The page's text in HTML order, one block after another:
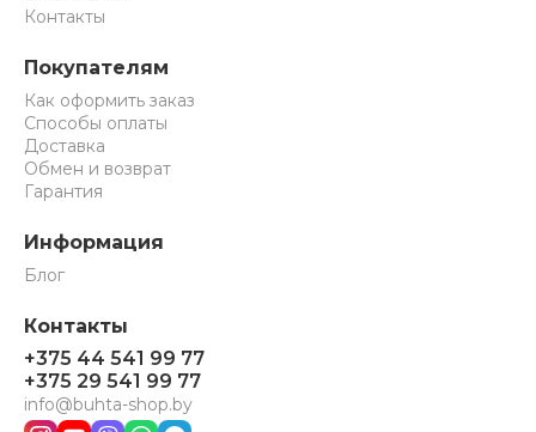
Контакты
Покупателям
Как оформить заказ
Способы оплаты
Доставка
Обмен и возврат
Гарантия
Информация
Блог
Контакты
+375 44 541 99 77
+375 29 541 99 77
info@buhta-shop.by